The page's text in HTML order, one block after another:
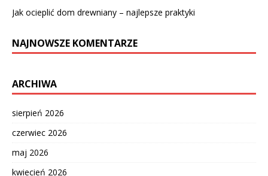
Jak ocieplić dom drewniany – najlepsze praktyki
NAJNOWSZE KOMENTARZE
ARCHIWA
sierpień 2026
czerwiec 2026
maj 2026
kwiecień 2026